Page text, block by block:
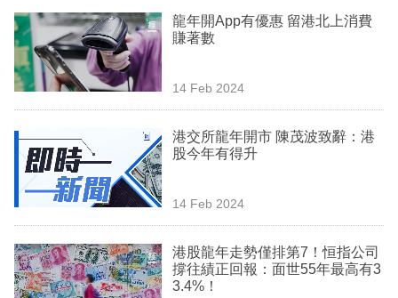
時
事
訂
閱
區
龍年開App有優惠 留港北上消費
賺著數
14 Feb 2024
港交所龍年開市 陳茂波致辭：港
股今年有得升
14 Feb 2024
港股龍年走勢僅排第7！恒指公司
撐往績正回報：面世55年最高有3
3.4%！